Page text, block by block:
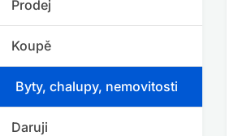
Prodej
Koupě
Byty, chalupy, nemovitosti
Daruji